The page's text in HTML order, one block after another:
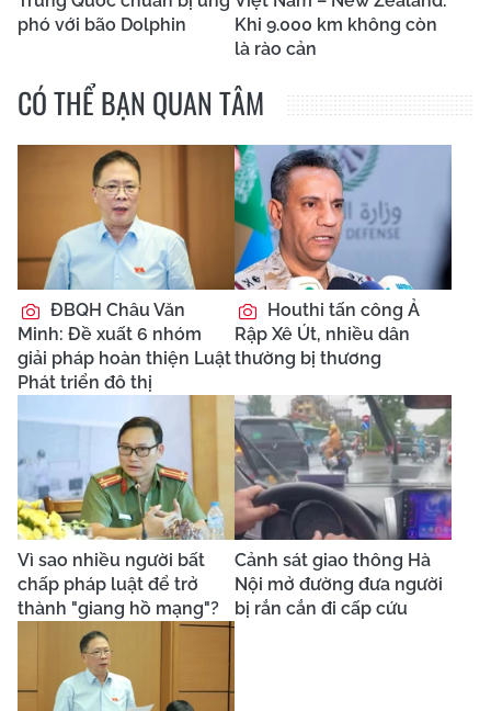
phó với bão Dolphin
Khi 9.000 km không còn
là rào cản
CÓ THỂ BẠN QUAN TÂM
ĐBQH Châu Văn
Minh: Đề xuất 6 nhóm
giải pháp hoàn thiện Luật
Phát triển đô thị
Houthi tấn công Ả
Rập Xê Út, nhiều dân
thường bị thương
Vì sao nhiều người bất
chấp pháp luật để trở
thành "giang hồ mạng"?
Cảnh sát giao thông Hà
Nội mở đường đưa người
bị rắn cắn đi cấp cứu